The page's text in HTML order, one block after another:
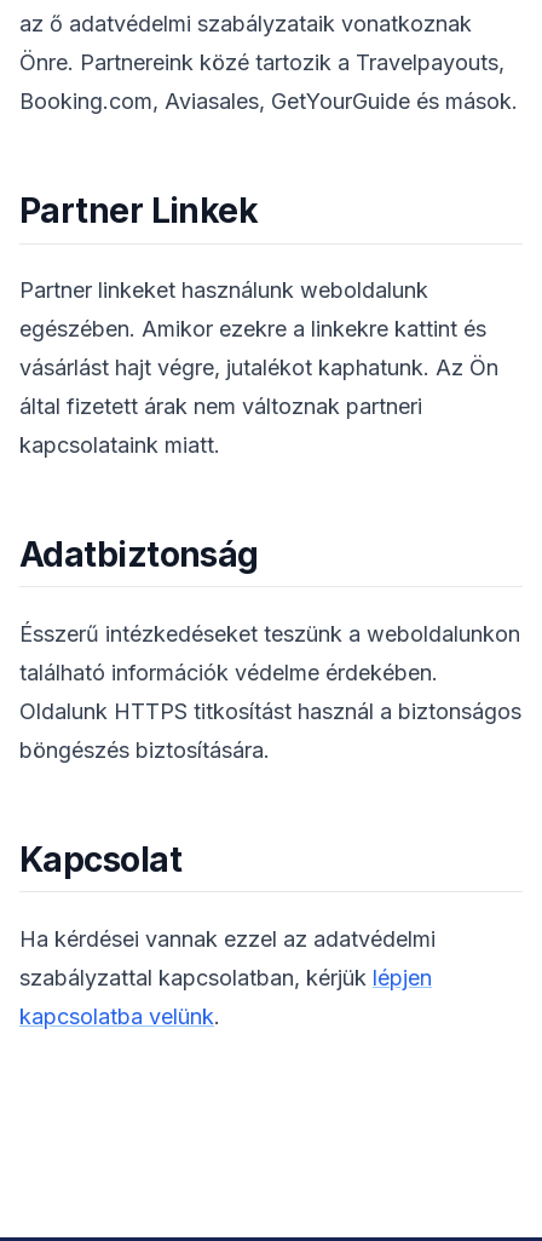
az ő adatvédelmi szabályzataik vonatkoznak
Önre. Partnereink közé tartozik a Travelpayouts,
Booking.com, Aviasales, GetYourGuide és mások.
Partner Linkek
Partner linkeket használunk weboldalunk
egészében. Amikor ezekre a linkekre kattint és
vásárlást hajt végre, jutalékot kaphatunk. Az Ön
által fizetett árak nem változnak partneri
kapcsolataink miatt.
Adatbiztonság
Ésszerű intézkedéseket teszünk a weboldalunkon
található információk védelme érdekében.
Oldalunk HTTPS titkosítást használ a biztonságos
böngészés biztosítására.
Kapcsolat
Ha kérdései vannak ezzel az adatvédelmi
szabályzattal kapcsolatban, kérjük lépjen
kapcsolatba velünk.